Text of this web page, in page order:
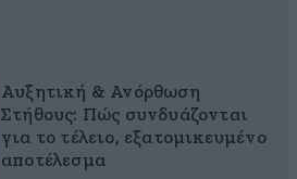
Αυξητική & Ανόρθωση
Στήθους: Πώς συνδυάζονται
για το τέλειο, εξατομικευμένο
αποτέλεσμα